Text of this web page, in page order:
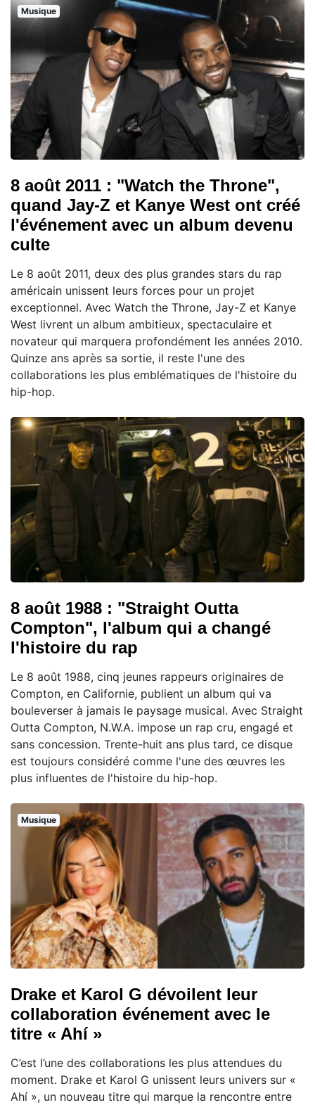
Musique
8 août 2011 : "Watch the Throne",
quand Jay-Z et Kanye West ont créé
l'événement avec un album devenu
culte
Le 8 août 2011, deux des plus grandes stars du rap
américain unissent leurs forces pour un projet
exceptionnel. Avec Watch the Throne, Jay-Z et Kanye
West livrent un album ambitieux, spectaculaire et
novateur qui marquera profondément les années 2010.
Quinze ans après sa sortie, il reste l'une des
collaborations les plus emblématiques de l'histoire du
hip-hop.
8 août 1988 : "Straight Outta
Compton", l'album qui a changé
l'histoire du rap
Le 8 août 1988, cinq jeunes rappeurs originaires de
Compton, en Californie, publient un album qui va
bouleverser à jamais le paysage musical. Avec Straight
Outta Compton, N.W.A. impose un rap cru, engagé et
sans concession. Trente-huit ans plus tard, ce disque
est toujours considéré comme l'une des œuvres les
plus influentes de l'histoire du hip-hop.
Musique
Drake et Karol G dévoilent leur
collaboration événement avec le
titre « Ahí »
C’est l’une des collaborations les plus attendues du
moment. Drake et Karol G unissent leurs univers sur «
Ahí », un nouveau titre qui marque la rencontre entre